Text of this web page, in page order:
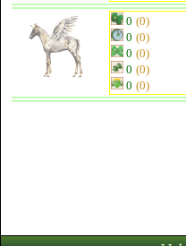
0 (0)
0 (0)
0 (0)
0 (0)
0 (0)